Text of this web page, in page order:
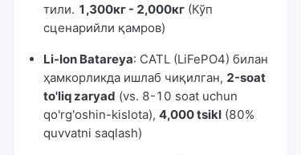
тили. 1,300кг - 2,000кг (Кўп
сценарийли қамров)
Li-Ion Batareya: CATL (LiFePO4) билан
ҳамкорликда ишлаб чиқилган, 2-soat
to'liq zaryad (vs. 8-10 soat uchun
qo'rg'oshin-kislota), 4,000 tsikl (80%
quvvatni saqlash)